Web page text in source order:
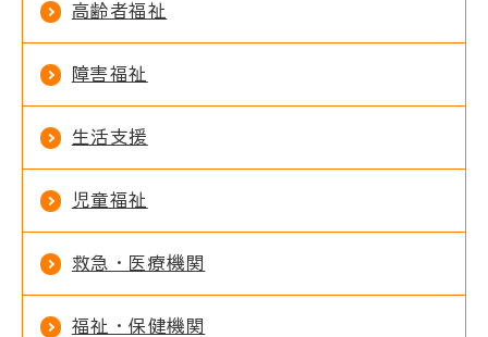
高齢者福祉
障害福祉
生活支援
児童福祉
救急・医療機関
福祉・保健機関